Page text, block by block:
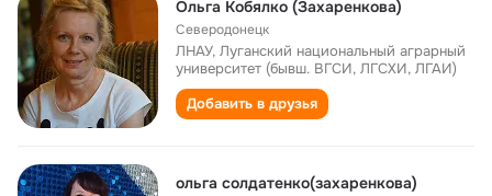
Ольга Кобялко (Захаренкова)
Северодонецк
ЛНАУ, Луганский национальный аграрный
университет (бывш. ВГСИ, ЛГСХИ, ЛГАИ)
Добавить в друзья
ольга солдатенко(захаренкова)